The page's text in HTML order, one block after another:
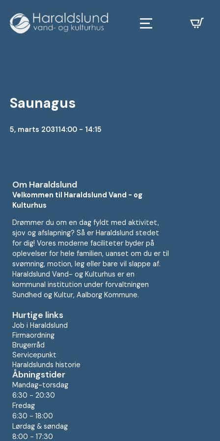
Saunagus
5, marts 203114:00 - 14:15
Om Haraldslund
Velkommen til Haraldslund Vand - og
Kulturhus
Drømmer du om en dag fyldt med aktivitet,
sjov og afslapning? Så er Haraldslund stedet
for dig! Vores moderne faciliteter byder på
oplevelser for hele familien, uanset om du er til
svømning, motion, leg eller bare vil slappe af.
Haraldslund Vand- og Kulturhus er en
kommunal institution under forvaltningen
Sundhed og Kultur, Aalborg Kommune.
Hurtige links
Job i Haraldslund
Firmaordning
Brugerråd
Servicepunkt
Haraldslunds historie
Åbningstider
Mandag-torsdag
6:30 - 20:30
Fredag
6:30 - 18:00
Lørdag & søndag
8:00 - 17:30